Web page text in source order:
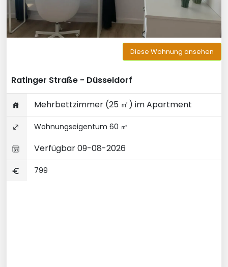
Diese Wohnung ansehen
Ratinger Straße - Düsseldorf
Mehrbettzimmer (25 ㎡) im Apartment
Wohnungseigentum 60 ㎡
Verfügbar 09-08-2026
799